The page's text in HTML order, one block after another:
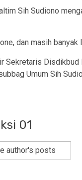
Sih Sudiono
dan masih banyak
Sekretaris
Umum Sih
01
author's posts